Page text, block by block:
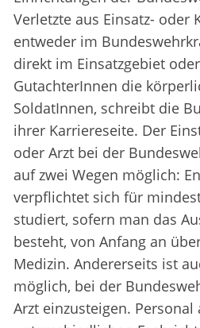
Verletzte aus Einsatz- oder
entweder im
direkt im Einsatzgebiet
GutachterInnen die
SoldatInnen, schreibt die
ihrer Karriereseite. Der
oder Arzt bei der
auf zwei Wegen möglich:
verpflichtet sich für
studiert, sofern man das
besteht, von Anfang an
Medizin. Andererseits ist
möglich, bei der
Arzt einzusteigen. Personal